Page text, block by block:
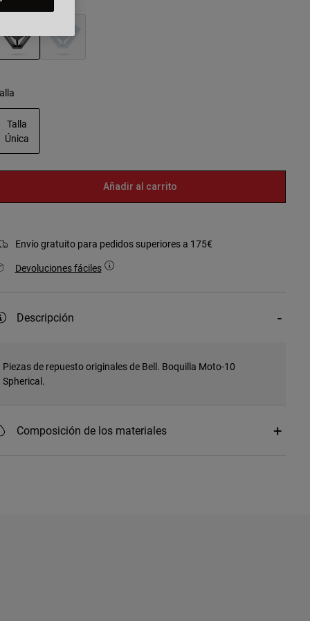
Talla
Única
Añadir al carrito
Envío gratuito para pedidos superiores a 175€
Devoluciones fáciles
Descripción
Piezas de repuesto originales de Bell. Boquilla Moto-10
Spherical.
Composición de los materiales